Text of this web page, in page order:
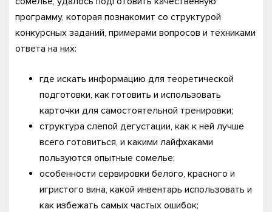
программу, которая познакомит со структурой
конкурсных заданий, примерами вопросов и техниками
ответа на них:
где искать информацию для теоретической
подготовки, как готовить и использовать
карточки для самостоятельной тренировки;
структура слепой дегустации, как к ней лучше
всего готовиться, и какими лайфхаками
пользуются опытные сомелье;
особенности сервировки белого, красного и
игристого вина, какой инвентарь использовать и
как избежать самых частых ошибок;